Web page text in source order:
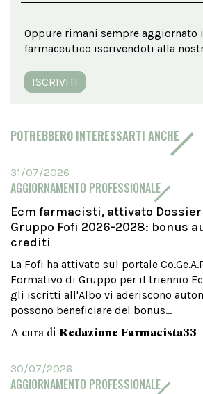
Oppure rimani sempre aggiornato
farmaceutico iscrivendoti alla
ISCRIVITI
POTREBBERO INTERESSARTI ANCHE
31/07/2026
AGGIORNAMENTO PROFESSIONALE
Ecm farmacisti, attivato
Gruppo Fofi 2026-2028: bonus
crediti
La Fofi ha attivato sul portale
Formativo di Gruppo per il triennio
gli iscritti all'Albo vi aderiscono
possono beneficiare del bonus...
A cura di Redazione Farmacista33
30/07/2026
AGGIORNAMENTO PROFESSIONALE